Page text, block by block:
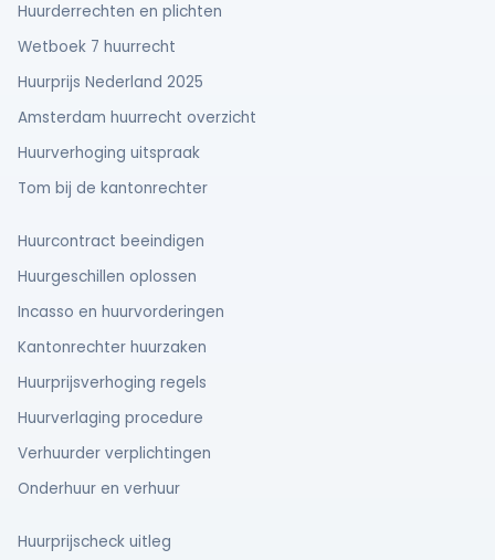
Huurderrechten en plichten
Wetboek 7 huurrecht
Huurprijs Nederland 2025
Amsterdam huurrecht overzicht
Huurverhoging uitspraak
Tom bij de kantonrechter
Huurcontract beeindigen
Huurgeschillen oplossen
Incasso en huurvorderingen
Kantonrechter huurzaken
Huurprijsverhoging regels
Huurverlaging procedure
Verhuurder verplichtingen
Onderhuur en verhuur
Huurprijscheck uitleg